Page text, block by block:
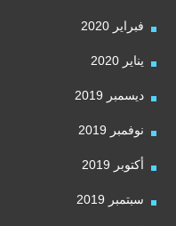
فبراير 2020
يناير 2020
ديسمبر 2019
نوفمبر 2019
أكتوبر 2019
سبتمبر 2019